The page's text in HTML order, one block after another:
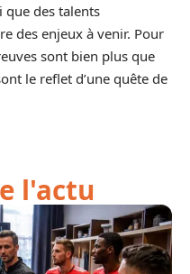
des talents
des enjeux à venir. Pour
sont bien plus que
le reflet d’une quête de
l'actu